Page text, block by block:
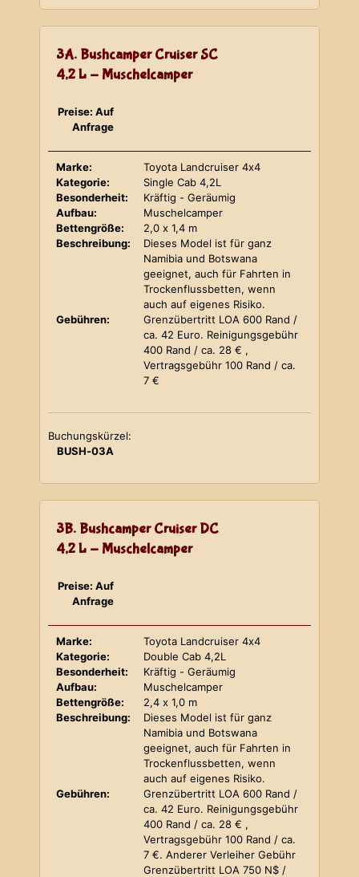
3A. Bushcamper Cruiser SC
4,2 L - Muschelcamper
Preise: Auf
Anfrage
Marke:
Toyota Landcruiser 4x4
Kategorie:
Single Cab 4,2L
Besonderheit:
Kräftig - Geräumig
Aufbau:
Muschelcamper
Bettengröße:
2,0 x 1,4 m
Beschreibung:
Dieses Model ist für ganz
Namibia und Botswana
geeignet, auch für Fahrten in
Trockenflussbetten, wenn
auch auf eigenes Risiko.
Gebühren:
Grenzübertritt LOA 600 Rand /
ca. 42 Euro. Reinigungsgebühr
400 Rand / ca. 28 € ,
Vertragsgebühr 100 Rand / ca.
7 €
Buchungskürzel:
BUSH-03A
3B. Bushcamper Cruiser DC
4,2 L - Muschelcamper
Preise: Auf
Anfrage
Marke:
Toyota Landcruiser 4x4
Kategorie:
Double Cab 4,2L
Besonderheit:
Kräftig - Geräumig
Aufbau:
Muschelcamper
Bettengröße:
2,4 x 1,0 m
Beschreibung:
Dieses Model ist für ganz
Namibia und Botswana
geeignet, auch für Fahrten in
Trockenflussbetten, wenn
auch auf eigenes Risiko.
Gebühren:
Grenzübertritt LOA 600 Rand /
ca. 42 Euro. Reinigungsgebühr
400 Rand / ca. 28 € ,
Vertragsgebühr 100 Rand / ca.
7 €. Anderer Verleiher Gebühr
Grenzübertritt LOA 750 N$ /